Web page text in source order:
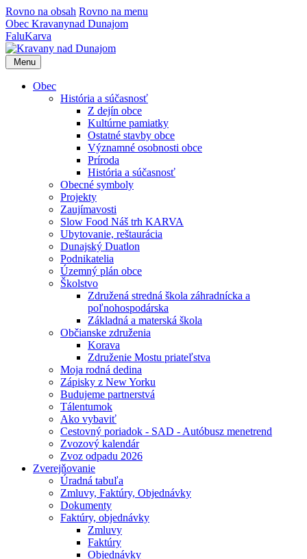
Rovno na obsah Rovno na menu
Obec Kravanynad Dunajom
FaluKarva
Menu
Obec
História a súčasnosť
Z dejín obce
Kultúrne pamiatky
Ostatné stavby obce
Významné osobnosti obce
Príroda
História a súčasnosť
Obecné symboly
Projekty
Zaujímavosti
Slow Food Náš trh KARVA
Ubytovanie, reštaurácia
Dunajský Duatlon
Podnikatelia
Územný plán obce
Školstvo
Združená stredná škola záhradnícka a
poľnohospodárska
Základná a materská škola
Občianske združenia
Korava
Združenie Mostu priateľstva
Moja rodná dedina
Zápisky z New Yorku
Budujeme partnerstvá
Tálentumok
Ako vybaviť
Cestovný poriadok - SAD - Autóbusz menetrend
Zvozový kalendár
Zvoz odpadu 2026
Zverejňovanie
Úradná tabuľa
Zmluvy, Faktúry, Objednávky
Dokumenty
Faktúry, objednávky
Zmluvy
Faktúry
Objednávky